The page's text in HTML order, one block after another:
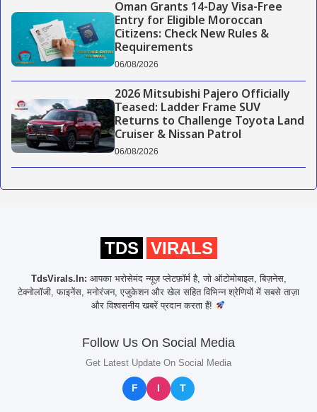
Oman Grants 14-Day Visa-Free
Entry for Eligible Moroccan
Citizens: Check New Rules &
Requirements
06/08/2026
2026 Mitsubishi Pajero Officially
Teased: Ladder Frame SUV
Returns to Challenge Toyota Land
Cruiser & Nissan Patrol
06/08/2026
TDS VIRALS
TdsVirals.In: आपका भरोसेमंद न्यूज़ प्लेटफ़ॉर्म है, जो ऑटोमोबाइल, बिज़नेस,
टेक्नोलॉजी, फाइनेंस, मनोरंजन, एजुकेशन और खेल सहित विभिन्न श्रेणियों में सबसे ताज़ा
और विश्वसनीय खबरें प्रदान करता हैं!
Follow Us On Social Media
Get Latest Update On Social Media
F I T